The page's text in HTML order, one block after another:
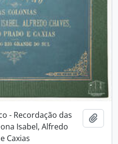
- Recordação das
Isabel, Alfredo
Caxias